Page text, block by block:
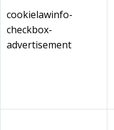
cookielawinfo-
checkbox-
advertisement